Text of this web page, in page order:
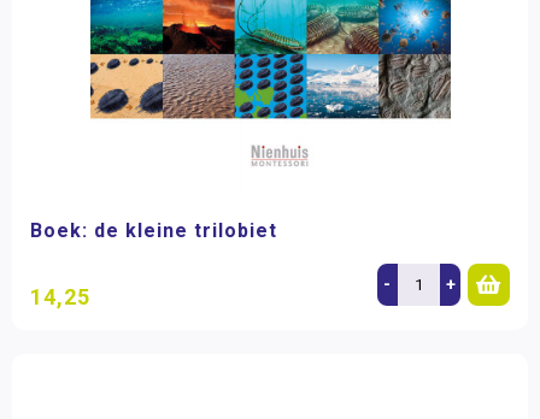
Boek: de kleine trilobiet
14,25 - +